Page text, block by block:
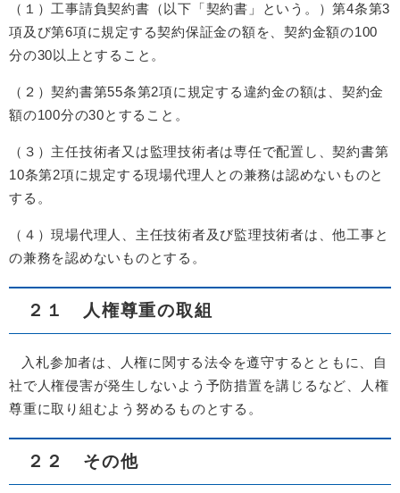
（１）工事請負契約書（以下「契約書」という。）第4条第3
項及び第6項に規定する契約保証金の額を、契約金額の100
分の30以上とすること。
（２）契約書第55条第2項に規定する違約金の額は、契約金
額の100分の30とすること。
（３）主任技術者又は監理技術者は専任で配置し、契約書第
10条第2項に規定する現場代理人との兼務は認めないものと
する。
（４）現場代理人、主任技術者及び監理技術者は、他工事と
の兼務を認めないものとする。
２１ 人権尊重の取組
入札参加者は、人権に関する法令を遵守するとともに、自
社で人権侵害が発生しないよう予防措置を講じるなど、人権
尊重に取り組むよう努めるものとする。
２２ その他